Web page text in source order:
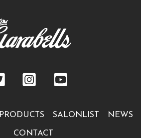
PRODUCTS SALONLIST NEWS
CONTACT